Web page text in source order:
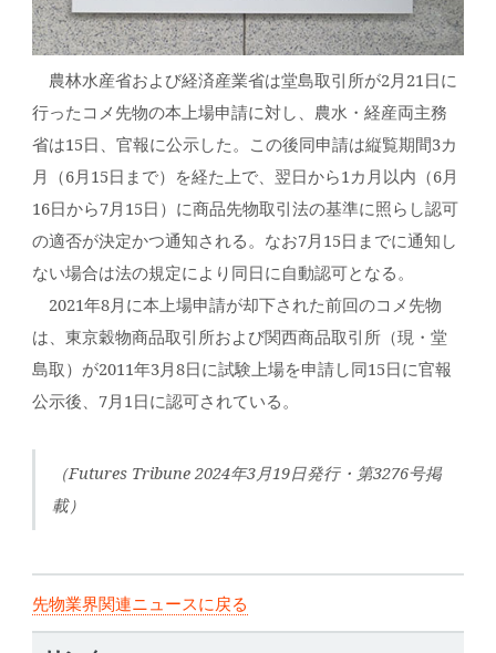
農林水産省および経済産業省は堂島取引所が2月21日に
行ったコメ先物の本上場申請に対し、農水・経産両主務
省は15日、官報に公示した。この後同申請は縦覧期間3カ
月（6月15日まで）を経た上で、翌日から1カ月以内（6月
16日から7月15日）に商品先物取引法の基準に照らし認可
の適否が決定かつ通知される。なお7月15日までに通知し
ない場合は法の規定により同日に自動認可となる。
2021年8月に本上場申請が却下された前回のコメ先物
は、東京穀物商品取引所および関西商品取引所（現・堂
島取）が2011年3月8日に試験上場を申請し同15日に官報
公示後、7月1日に認可されている。
（Futures Tribune 2024年3月19日発行・第3276号掲
載）
先物業界関連ニュースに戻る